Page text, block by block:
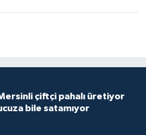
çiftçi pahalı üretiyor
bile satamıyor